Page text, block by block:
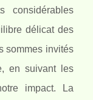
considérables
délicat des
sommes invités
en suivant les
impact. La